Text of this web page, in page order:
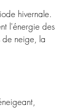
hivernale.
l'énergie des
de neige, la